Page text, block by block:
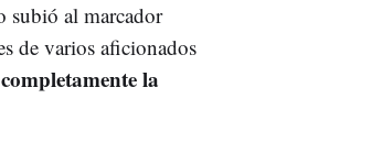
subió al marcador
de varios aficionados
la